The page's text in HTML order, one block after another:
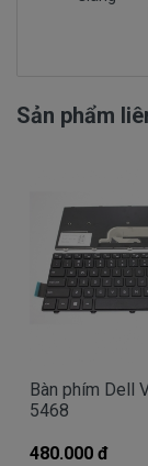
miễn phí
Bạn chưa
mình hay
Vostro,
Bạn yên tâm
Sản phẩm
Bàn phím Dell
5468
480.000 đ